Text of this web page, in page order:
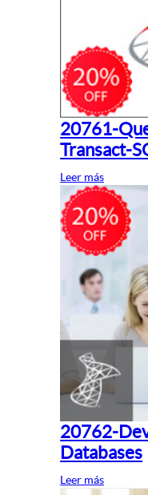
20761-
Transact-
Leer más
20762-
Databases
Leer más